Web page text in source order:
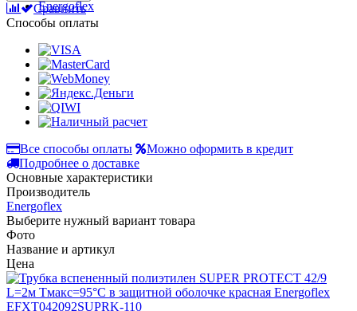
Сравнить
Способы оплаты
Все способы оплаты
Можно оформить в кредит
Подробнее о доставке
Основные характеристики
Производитель
Energoflex
Выберите нужный вариант товара
Фото
Название и артикул
Цена